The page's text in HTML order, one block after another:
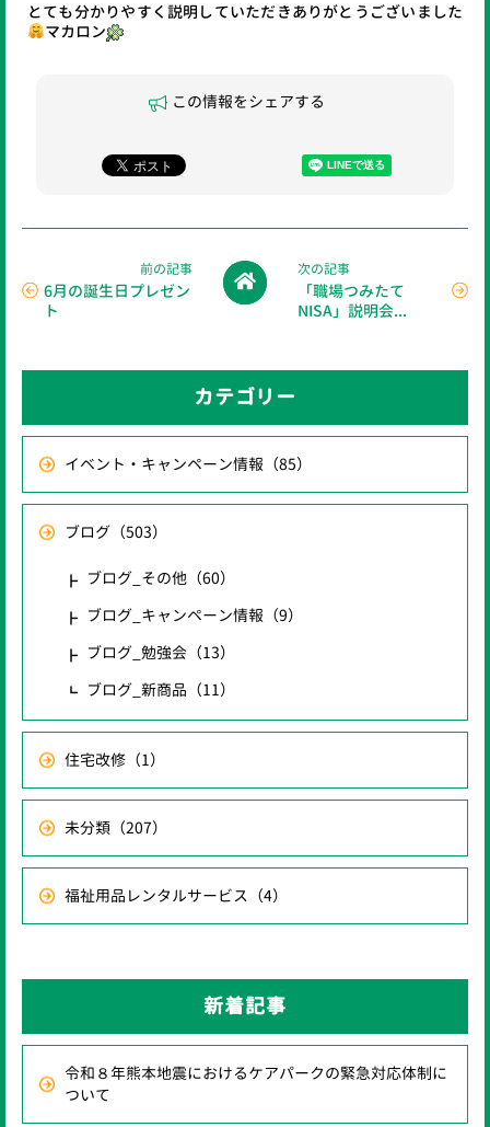
とても分かりやすく説明していただきありがとうございました
マカロン
この情報をシェアする
前の記事
6月の誕生日プレゼン
ト
次の記事
「職場つみたて
NISA」説明会...
カテゴリー
イベント・キャンペーン情報 （85）
ブログ （503）
ブログ_その他 （60）
ブログ_キャンペーン情報 （9）
ブログ_勉強会 （13）
ブログ_新商品 （11）
住宅改修 （1）
未分類 （207）
福祉用品レンタルサービス （4）
新着記事
令和８年熊本地震におけるケアパークの緊急対応体制に
ついて